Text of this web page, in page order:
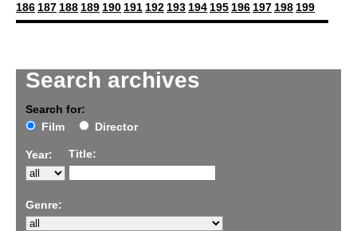
Search archives
Search for:
Film
Director
Year: Title:
Genre:
186 187 188 189 190 191 192 193 194 195 196 197 198 199